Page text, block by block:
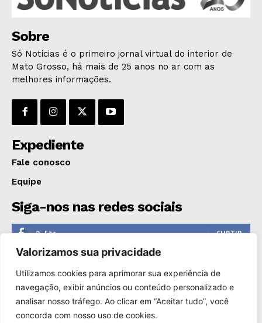
ESPORTES
ECONOMIA
OPINIÃO
EDUCAÇÃO
SAÚDE
AGRONOTÍCIAS
ÚLTIMAS NOTÍCIAS
Valorizamos sua privacidade
Utilizamos cookies para aprimorar sua experiência de
navegação, exibir anúncios ou conteúdo personalizado e
analisar nosso tráfego. Ao clicar em “Aceitar tudo”, você
concorda com nosso uso de cookies.
Sobre
Só Notícias é o primeiro jornal virtual do interior de
Mato Grosso, há mais de 25 anos no ar com as
melhores informações.
Expediente
Fale conosco
Equipe
Siga-nos nas redes sociais
0 Fãs CURTIR
0 Seguidores
1,110 Seguidores SEGUIR
0 Inscritos INSCREVER